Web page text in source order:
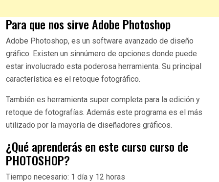
Para que nos sirve Adobe Photoshop
Adobe Photoshop, es un software avanzado de diseño
gráfico. Existen un sinnúmero de opciones donde puede
estar involucrado esta poderosa herramienta. Su principal
característica es el retoque fotográfico.
También es herramienta super completa para la edición y
retoque de fotografías. Además este programa es el más
utilizado por la mayoría de diseñadores gráficos.
¿Qué aprenderás en este curso curso de
PHOTOSHOP?
Tiempo necesario: 1 día y 12 horas